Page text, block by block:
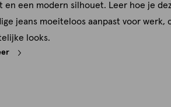
en een modern silhouet. Leer hoe je
jeans moeiteloos aanpast voor werk,
looks.